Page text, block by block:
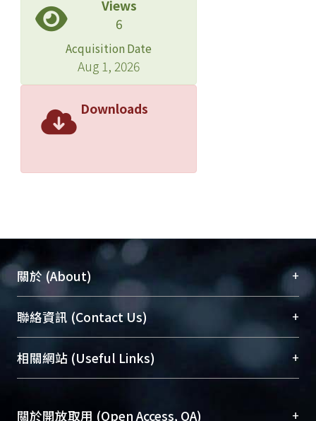
Views
6
Acquisition Date
Aug 1, 2026
Downloads
關於 (About) +
臺大位居世界頂尖大學之列，為永久珍藏及向國際
展現本校豐碩的研究成果及學術能量，圖書館整合
機構典藏（NTUR）與學術庫（AH）不同功能平
台，成為臺大學術典藏NTU scholars。期能整合研
成果。
聯絡資訊 (Contact Us) +
總館學科館員(Main Library)
醫學圖書館學科館員(Medical Library)
Sciences Library)
相關網站 (Useful Links) +
關於開放取用 (Open Access, OA) +